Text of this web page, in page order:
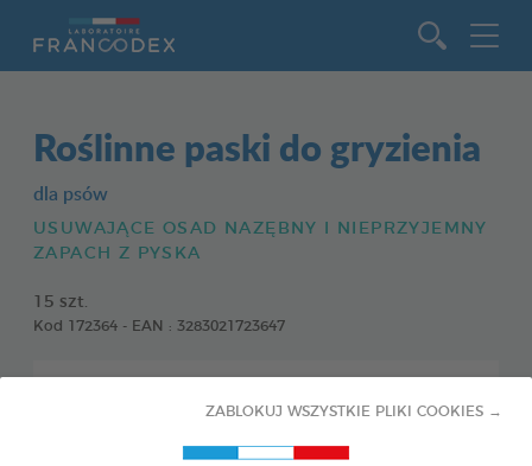
ZABLOKUJ WSZYSTKIE PLIKI COOKIES →
Roślinne paski do gryzienia
dla psów
USUWAJĄCE OSAD NAZĘBNY I NIEPRZYJEMNY
ZAPACH Z PYSKA
15 szt.
Kod 172364 - EAN : 3283021723647